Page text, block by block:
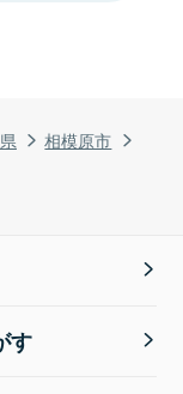
相模原市
す